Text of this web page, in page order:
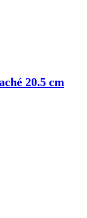
20.5 cm